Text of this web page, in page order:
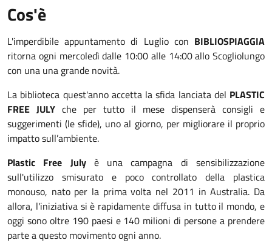
Cos'è
L'imperdibile appuntamento di Luglio con BIBLIOSPIAGGIA
ritorna ogni mercoledì dalle 10:00 alle 14:00 allo Scogliolungo
con una una grande novità.
La biblioteca quest'anno accetta la sfida lanciata del PLASTIC
FREE JULY che per tutto il mese dispenserà consigli e
suggerimenti (le sfide), uno al giorno, per migliorare il proprio
impatto sull’ambiente.
Plastic Free Julyè una campagna di sensibilizzazione
sull'utilizzo smisurato e poco controllato della plastica
monouso, nato per la prima volta nel 2011 in Australia. Da
allora, l'iniziativa si è rapidamente diffusa in tutto il mondo, e
oggi sono oltre 190 paesi e 140 milioni di persone a prendere
parte a questo movimento ogni anno.